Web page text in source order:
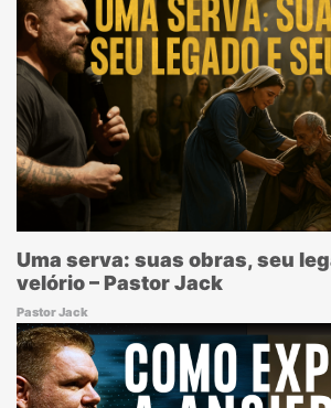
Uma serva: suas obras, seu
velório – Pastor Jack
Pastor Jack